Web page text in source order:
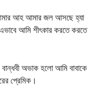
আহ আমার জল আসছে হ্যা
আমি শীৎকার করতে করতে
অভাক হলো আমি বাবাকে
প্রেমিক।